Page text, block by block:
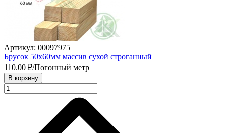
Артикул: 00097975
Брусок 50х60мм массив сухой строганный
110.00 ₽/Погонный метр
В корзину